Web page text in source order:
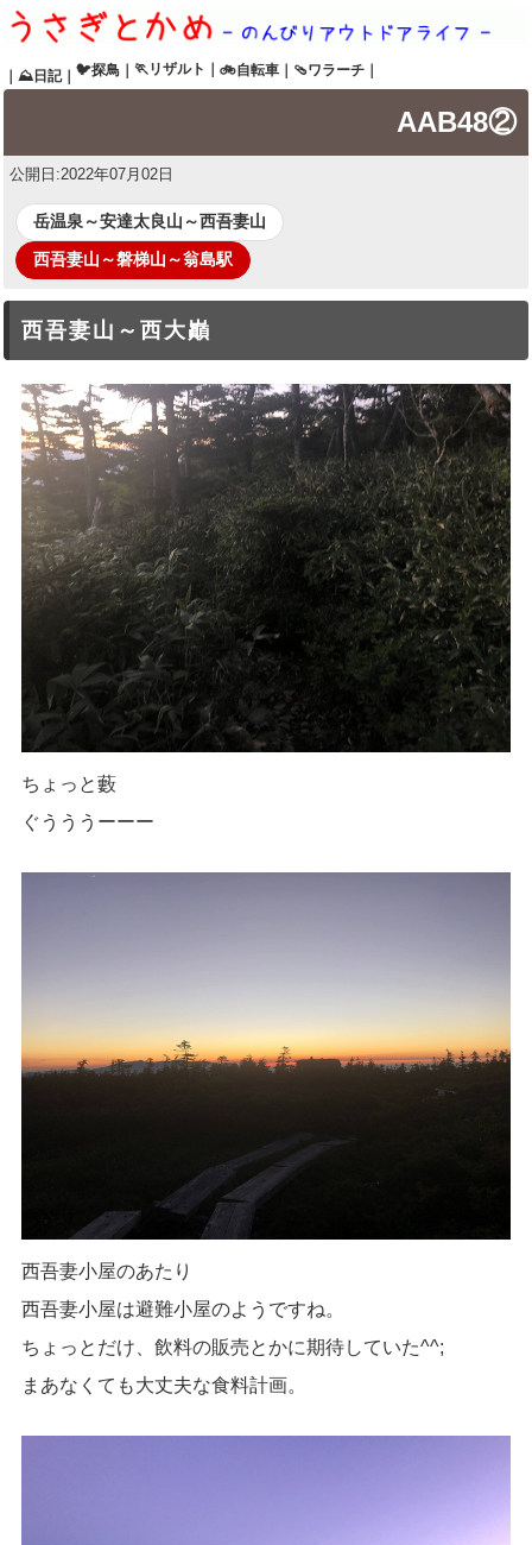
⛰日記｜ 🐦探鳥 🏃リザルト 🚲自転車 🩴ワラーチ
AAB48②
公開日:2022年07月02日
岳温泉～安達太良山～西吾妻山
西吾妻山～磐梯山～翁島駅
西吾妻山～西大巓
ちょっと藪
ぐうううーーー
西吾妻小屋のあたり
西吾妻小屋は避難小屋のようですね。
ちょっとだけ、飲料の販売とかに期待していた^^;
まあなくても大丈夫な食料計画。